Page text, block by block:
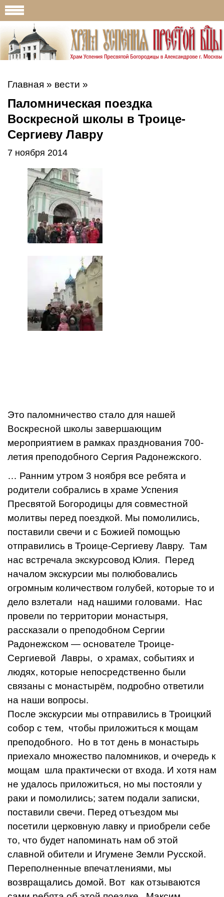
Главная » вести »
Паломническая поездка
Воскресной школы в Троице-
Сергиеву Лавру
7 ноября 2014
Это паломничество стало для нашей
Воскресной школы завершающим
мероприятием в рамках празднования 700-
летия преподобного Сергия Радонежского.
… Ранним утром 3 ноября все ребята и
родители собрались в храме Успения
Пресвятой Богородицы для совместной
молитвы перед поездкой. Мы помолились,
поставили свечи и с Божией помощью
отправились в Троице-Сергиеву Лавру. Там
нас встречала экскурсовод Юлия. Перед
началом экскурсии мы полюбовались
огромным количеством голубей, которые то и
дело взлетали над нашими головами. Нас
провели по территории монастыря,
рассказали о преподобном Сергии
Радонежском — основателе Троице-
Сергиевой Лавры, о храмах, событиях и
людях, которые непосредственно были
связаны с монастырём, подробно ответили
на наши вопросы.
После экскурсии мы отправились в Троицкий
собор с тем, чтобы приложиться к мощам
преподобного. Но в тот день в монастырь
приехало множество паломников, и очередь к
мощам шла практически от входа. И хотя нам
не удалось приложиться, но мы постояли у
раки и помолились; затем подали записки,
поставили свечи. Перед отъездом мы
посетили церковную лавку и приобрели себе
то, что будет напоминать нам об этой
славной обители и Игумене Земли Русской.
Переполненные впечатлениями, мы
возвращались домой. Вот как отзываются